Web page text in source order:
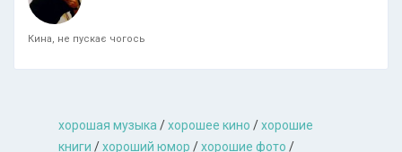
Кина, не пускає чогось
хорошая музыкa /хорошее кино /хорошие
книги /хороший юмор /хорошие фото /